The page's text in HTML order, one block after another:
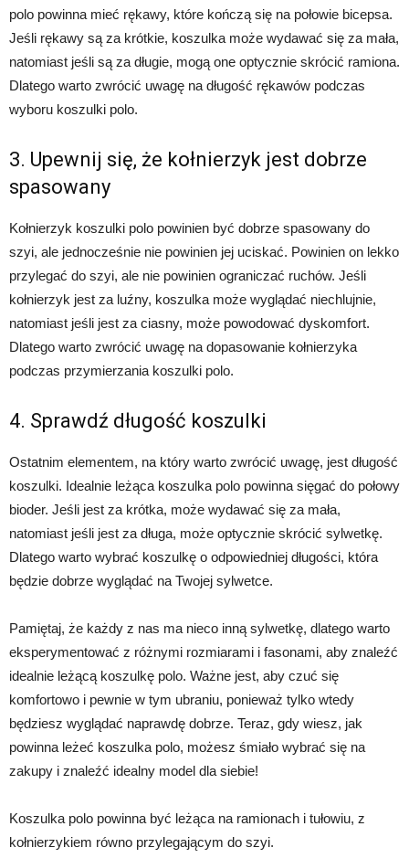
polo powinna mieć rękawy, które kończą się na połowie bicepsa.
Jeśli rękawy są za krótkie, koszulka może wydawać się za mała,
natomiast jeśli są za długie, mogą one optycznie skrócić ramiona.
Dlatego warto zwrócić uwagę na długość rękawów podczas
wyboru koszulki polo.
3. Upewnij się, że kołnierzyk jest dobrze
spasowany
Kołnierzyk koszulki polo powinien być dobrze spasowany do
szyi, ale jednocześnie nie powinien jej uciskać. Powinien on lekko
przylegać do szyi, ale nie powinien ograniczać ruchów. Jeśli
kołnierzyk jest za luźny, koszulka może wyglądać niechlujnie,
natomiast jeśli jest za ciasny, może powodować dyskomfort.
Dlatego warto zwrócić uwagę na dopasowanie kołnierzyka
podczas przymierzania koszulki polo.
4. Sprawdź długość koszulki
Ostatnim elementem, na który warto zwrócić uwagę, jest długość
koszulki. Idealnie leżąca koszulka polo powinna sięgać do połowy
bioder. Jeśli jest za krótka, może wydawać się za mała,
natomiast jeśli jest za długa, może optycznie skrócić sylwetkę.
Dlatego warto wybrać koszulkę o odpowiedniej długości, która
będzie dobrze wyglądać na Twojej sylwetce.
Pamiętaj, że każdy z nas ma nieco inną sylwetkę, dlatego warto
eksperymentować z różnymi rozmiarami i fasonami, aby znaleźć
idealnie leżącą koszulkę polo. Ważne jest, aby czuć się
komfortowo i pewnie w tym ubraniu, ponieważ tylko wtedy
będziesz wyglądać naprawdę dobrze. Teraz, gdy wiesz, jak
powinna leżeć koszulka polo, możesz śmiało wybrać się na
zakupy i znaleźć idealny model dla siebie!
Koszulka polo powinna być leżąca na ramionach i tułowiu, z
kołnierzykiem równo przylegającym do szyi.